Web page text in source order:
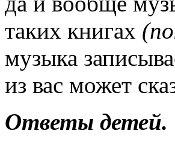
таких книгах
музыка
из вас может
Ответы детей.